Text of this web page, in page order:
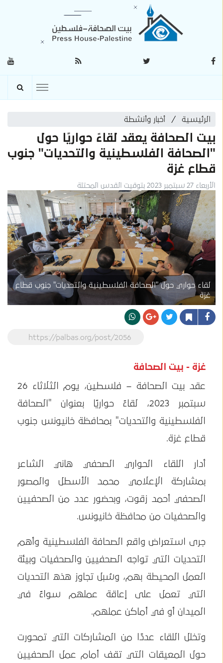
الرئيسية أخبار وأنشطة
بيت الصحافة يعقد لقاءً حواريًا حول
"الصحافة الفلسطينية والتحديات" جنوب
قطاع غزة
الأربعاء 27 سبتمبر 2023 بتوقيت القدس المحتلة
لقاء حواري حول "الصحافة الفلسطينية والتحديات" جنوب قطاع
غزة
https://palbas.org/post/2056
غزة - بيت الصحافة
عقد بيت الصحافة – فلسطين، يوم الثلاثاء 26
سبتمبر 2023، لقاءً حواريًا بعنوان "الصحافة
الفلسطينية والتحديات" بمحافظة خانيونس جنوب
قطاع غزة.
أدار اللقاء الحواري الصحفي هاني الشاعر
بمشاركة الإعلامي محمد الأسطل والمصور
الصحفي أحمد زقوت، وبحضور عدد من الصحفيين
والصحفيات من محافظة خانيونس.
جرى استعراض واقع الصحافة الفلسطينية وأهم
التحديات التي تواجه الصحفيين والصحفيات وبيئة
العمل المحيطة بهم، وسُبل تجاوز هذه التحديات
التي تعمل على إعاقة عملهم سواءً في
الميدان أو في أماكن عملهم.
وتخلل اللقاء عددًا من المشاركات التي تمحورت
حول المعيقات التي تقف أمام عمل الصحفيين